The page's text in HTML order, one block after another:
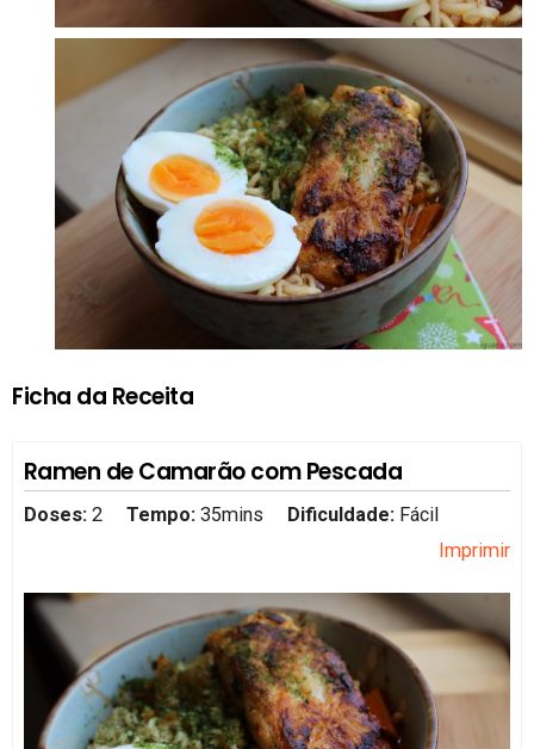
Ficha da Receita
Ramen de Camarão com Pescada
Doses: 2 Tempo: 35mins Dificuldade: Fácil
Imprimir